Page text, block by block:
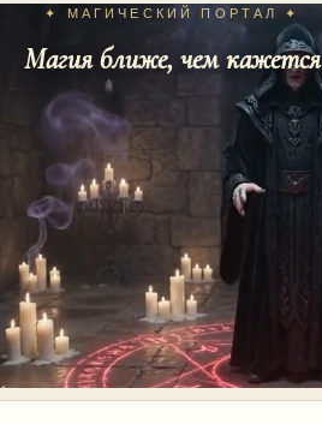
✦ МАГИЧЕСКИЙ ПОРТАЛ ✦
Магия ближе, чем кажется